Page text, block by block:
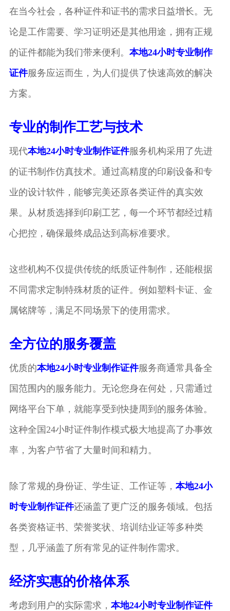
在当今社会，各种证件和证书的需求日益增长。无
论是工作需要、学习证明还是其他用途，拥有正规
的证件都能为我们带来便利。 本地24小时专业制作
证件服务应运而生，为人们提供了快速高效的解决
方案。
专业的制作工艺与技术
现代本地24小时专业制作证件服务机构采用了先进
的证书制作仿真技术。通过高精度的印刷设备和专
业的设计软件，能够完美还原各类证件的真实效
果。从材质选择到印刷工艺，每一个环节都经过精
心把控，确保最终成品达到高标准要求。
这些机构不仅提供传统的纸质证件制作，还能根据
不同需求定制特殊材质的证件。例如塑料卡证、金
属铭牌等，满足不同场景下的使用需求。
全方位的服务覆盖
优质的本地24小时专业制作证件服务商通常具备全
国范围内的服务能力。无论您身在何处，只需通过
网络平台下单，就能享受到快捷周到的服务体验。
这种全国24小时证件制作模式极大地提高了办事效
率，为客户节省了大量时间和精力。
除了常规的身份证、学生证、工作证等， 本地24小
时专业制作证件还涵盖了更广泛的服务领域。包括
各类资格证书、荣誉奖状、培训结业证等多种类
型，几乎涵盖了所有常见的证件制作需求。
经济实惠的价格体系
考虑到用户的实际需求， 本地24小时专业制作证件